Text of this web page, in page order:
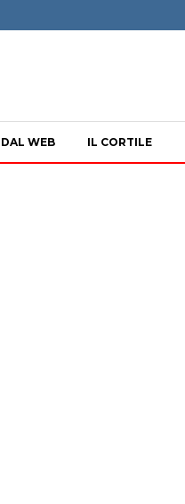
WEB IL CORTILE